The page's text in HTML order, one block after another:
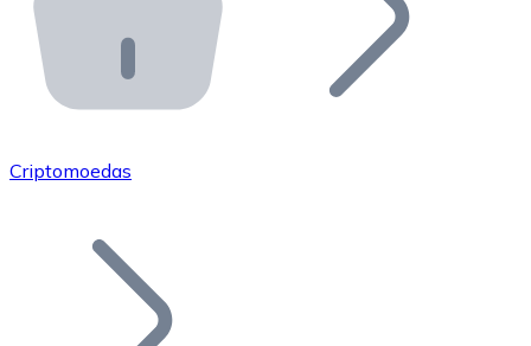
API Bitnovo
Integre nossa API no seu ecossistema.
Junte-se à nossa rede de revendedores e comercialize
Adicione o token do seu projeto ao nosso serviço de
Criptomoedas